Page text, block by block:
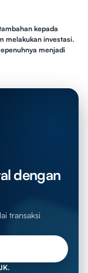
kepada
melakukan investasi.
menjadi
dengan
transaksi